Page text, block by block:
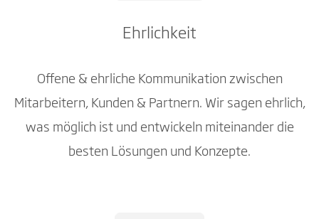
Ehrlichkeit
Offene & ehrliche Kommunikation zwischen
Mitarbeitern, Kunden & Partnern. Wir sagen ehrlich,
was möglich ist und entwickeln miteinander die
besten Lösungen und Konzepte.